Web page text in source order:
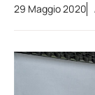
29 Maggio 2020